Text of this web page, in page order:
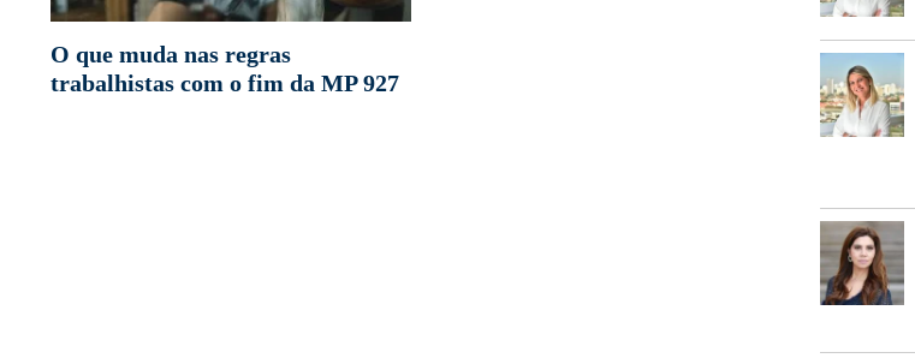
O que muda nas regras
trabalhistas com o fim da MP 927